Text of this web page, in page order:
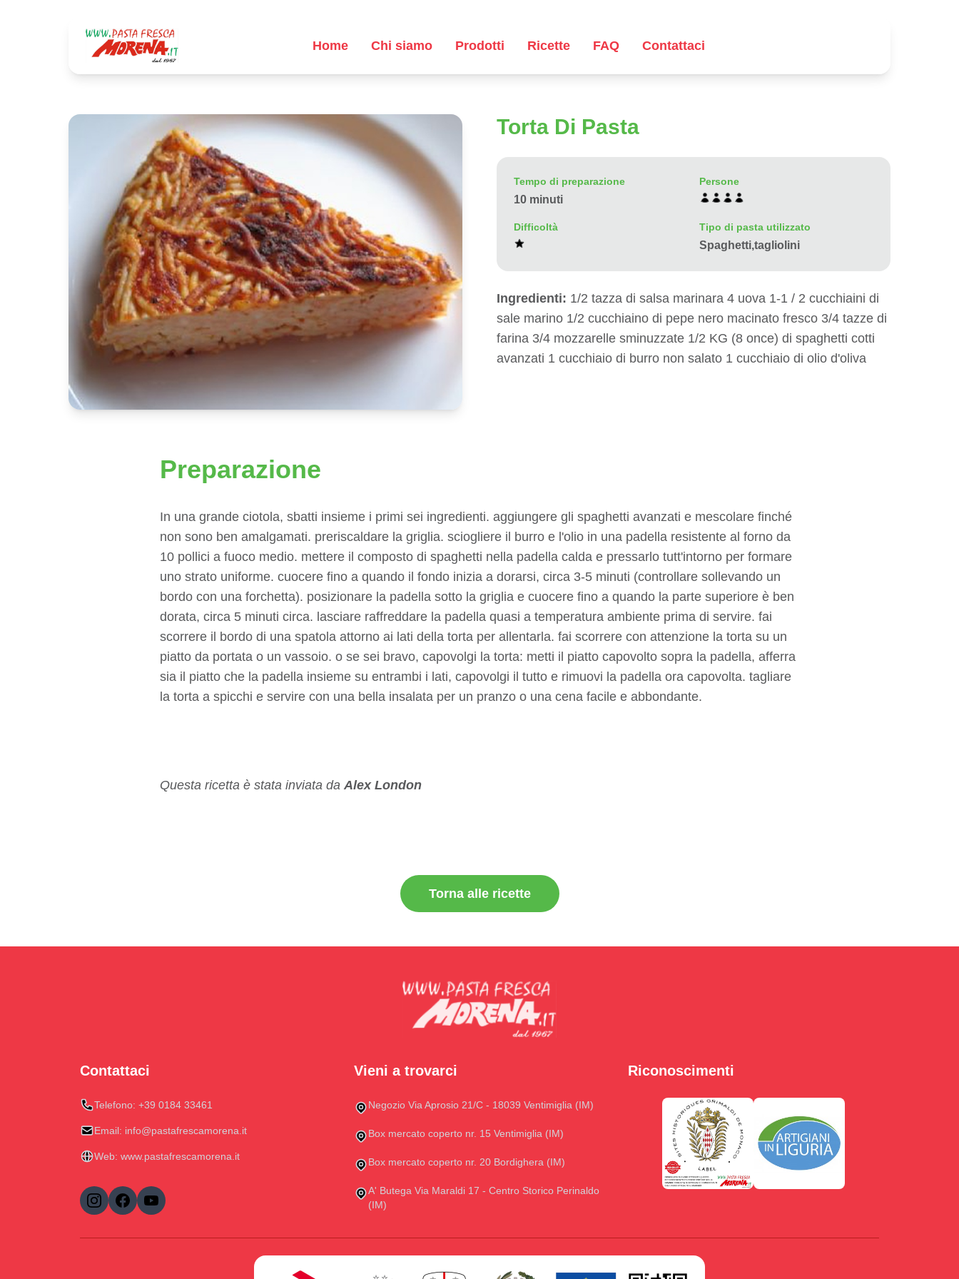
Home Chi siamo Prodotti Ricette FAQ Contattaci
Torta Di Pasta
Tempo di preparazione
10 minuti
Persone
Difficoltà Tipo di pasta utilizzato
Spaghetti,tagliolini
Ingredienti: 1/2 tazza di salsa marinara 4 uova 1-1 / 2 cucchiaini di
sale marino 1/2 cucchiaino di pepe nero macinato fresco 3/4 tazze di
farina 3/4 mozzarelle sminuzzate 1/2 KG (8 once) di spaghetti cotti
avanzati 1 cucchiaio di burro non salato 1 cucchiaio di olio d'oliva
Preparazione
In una grande ciotola, sbatti insieme i primi sei ingredienti. aggiungere gli spaghetti avanzati e mescolare finché
non sono ben amalgamati. preriscaldare la griglia. sciogliere il burro e l'olio in una padella resistente al forno da
10 pollici a fuoco medio. mettere il composto di spaghetti nella padella calda e pressarlo tutt'intorno per formare
uno strato uniforme. cuocere fino a quando il fondo inizia a dorarsi, circa 3-5 minuti (controllare sollevando un
bordo con una forchetta). posizionare la padella sotto la griglia e cuocere fino a quando la parte superiore è ben
dorata, circa 5 minuti circa. lasciare raffreddare la padella quasi a temperatura ambiente prima di servire. fai
scorrere il bordo di una spatola attorno ai lati della torta per allentarla. fai scorrere con attenzione la torta su un
piatto da portata o un vassoio. o se sei bravo, capovolgi la torta: metti il ​​piatto capovolto sopra la padella, afferra
sia il piatto che la padella insieme su entrambi i lati, capovolgi il tutto e rimuovi la padella ora capovolta. tagliare
la torta a spicchi e servire con una bella insalata per un pranzo o una cena facile e abbondante.
Questa ricetta è stata inviata da Alex London
Torna alle ricette
Contattaci
Telefono: +39 0184 33461
Email: info@pastafrescamorena.it
Web: www.pastafrescamorena.it
Vieni a trovarci
Negozio Via Aprosio 21/C - 18039 Ventimiglia (IM)
Box mercato coperto nr. 15 Ventimiglia (IM)
Box mercato coperto nr. 20 Bordighera (IM)
A' Butega Via Maraldi 17 - Centro Storico Perinaldo
(IM)
Riconoscimenti